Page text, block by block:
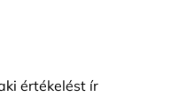
értékelést ír